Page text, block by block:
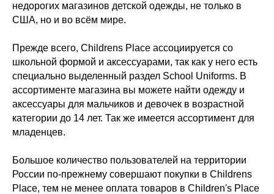
недорогих магазинов детской одежды, не только в
США, но и во всём мире.
Прежде всего, Childrens Place ассоциируется со
школьной формой и аксессуарами, так как у него есть
специально выделенный раздел School Uniforms. В
ассортименте магазина вы можете найти одежду и
аксессуары для мальчиков и девочек в возрастной
категории до 14 лет. Так же имеется ассортимент для
младенцев.
Большое количество пользователей на территории
России по-прежнему совершают покупки в Childrens
Place, тем не менее оплата товаров в Children's Place